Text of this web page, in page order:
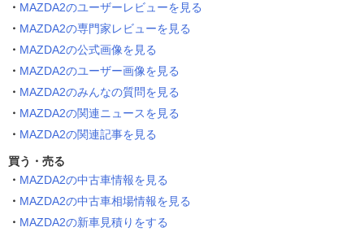
MAZDA2のユーザーレビューを見る
MAZDA2の専門家レビューを見る
MAZDA2の公式画像を見る
MAZDA2のユーザー画像を見る
MAZDA2のみんなの質問を見る
MAZDA2の関連ニュースを見る
MAZDA2の関連記事を見る
買う・売る
MAZDA2の中古車情報を見る
MAZDA2の中古車相場情報を見る
MAZDA2の新車見積りをする